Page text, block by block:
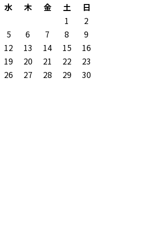
水 木 金 土
日
1
2
5 6 7 8
9
12 13 14 15
16
19 20 21 22
23
26 27 28 29
30